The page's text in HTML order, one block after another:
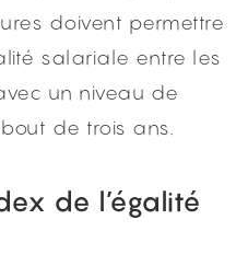
doivent permettre
salariale entre les
un niveau de
de trois ans.
de l’égalité